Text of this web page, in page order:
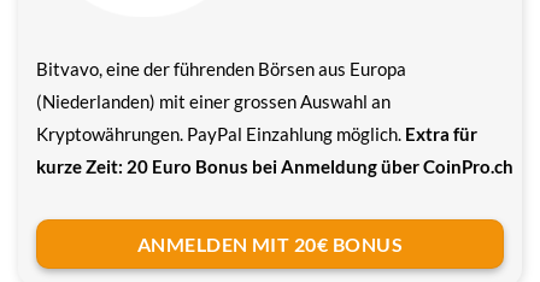
Bitvavo, eine der führenden Börsen aus Europa
(Niederlanden) mit einer grossen Auswahl an
Kryptowährungen. PayPal Einzahlung möglich. Extra für
kurze Zeit: 20 Euro Bonus bei Anmeldung über CoinPro.ch
ANMELDEN MIT 20€ BONUS